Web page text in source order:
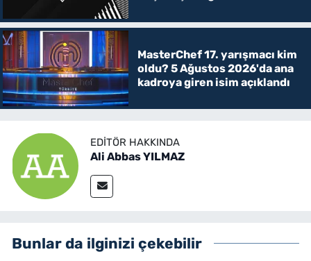
MasterChef 17. yarışmacı kim
oldu? 5 Ağustos 2026'da ana
kadroya giren isim açıklandı
EDITÖR HAKKINDA
Ali Abbas YILMAZ
Bunlar da ilginizi çekebilir